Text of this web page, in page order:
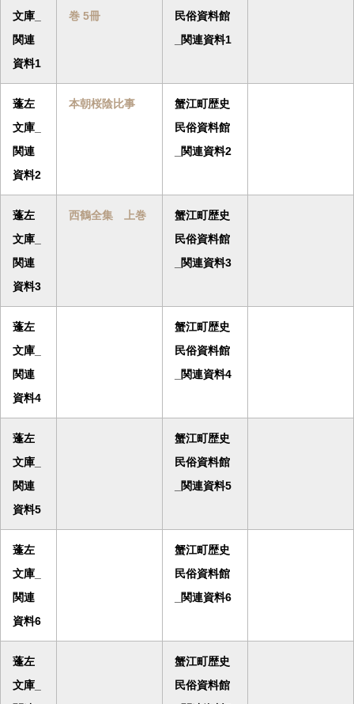
文庫_
関連
資料1
巻 5冊
民俗資料館
_関連資料1
蓬左
文庫_
関連
資料2
本朝桜陰比事
蟹江町歴史
民俗資料館
_関連資料2
蓬左
文庫_
関連
資料3
西鶴全集 上巻
蟹江町歴史
民俗資料館
_関連資料3
蓬左
文庫_
関連
資料4
蟹江町歴史
民俗資料館
_関連資料4
蓬左
文庫_
関連
資料5
蟹江町歴史
民俗資料館
_関連資料5
蓬左
文庫_
関連
資料6
蟹江町歴史
民俗資料館
_関連資料6
蓬左
文庫_
蟹江町歴史
民俗資料館